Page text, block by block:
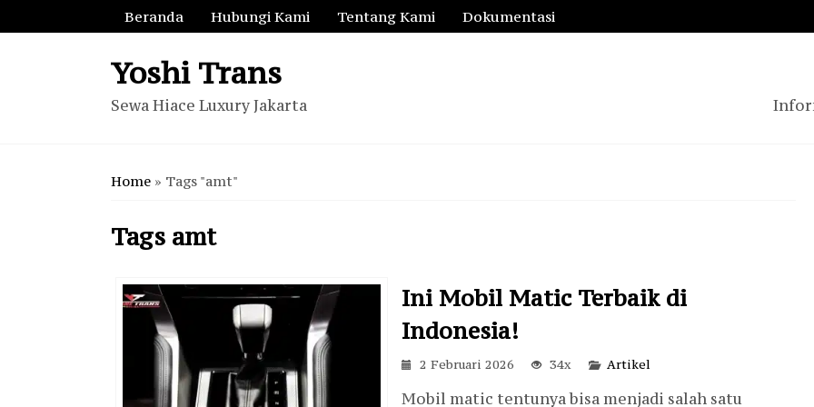
Beranda Hubungi Kami Tentang Kami Dokumentasi
Yoshi Trans
Sewa Hiace Luxury Jakarta
Home » Tags "amt"
Tags amt
Ini Mobil Matic Terbaik di
Indonesia!
2 Februari 2026 34x Artikel
Mobil matic tentunya bisa menjadi salah satu